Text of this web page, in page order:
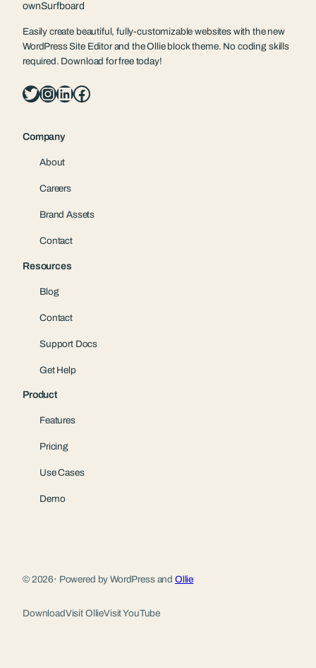
ownSurfboard
Easily create beautiful, fully-customizable websites with the new
WordPress Site Editor and the Ollie block theme. No coding skills
required. Download for free today!
Twitter InstagramLinkedIn Facebook
Company
About
Careers
Brand Assets
Contact
Resources
Blog
Contact
Support Docs
Get Help
Product
Features
Pricing
Use Cases
Demo
© 2026· Powered by WordPress and Ollie
DownloadVisit OllieVisit YouTube